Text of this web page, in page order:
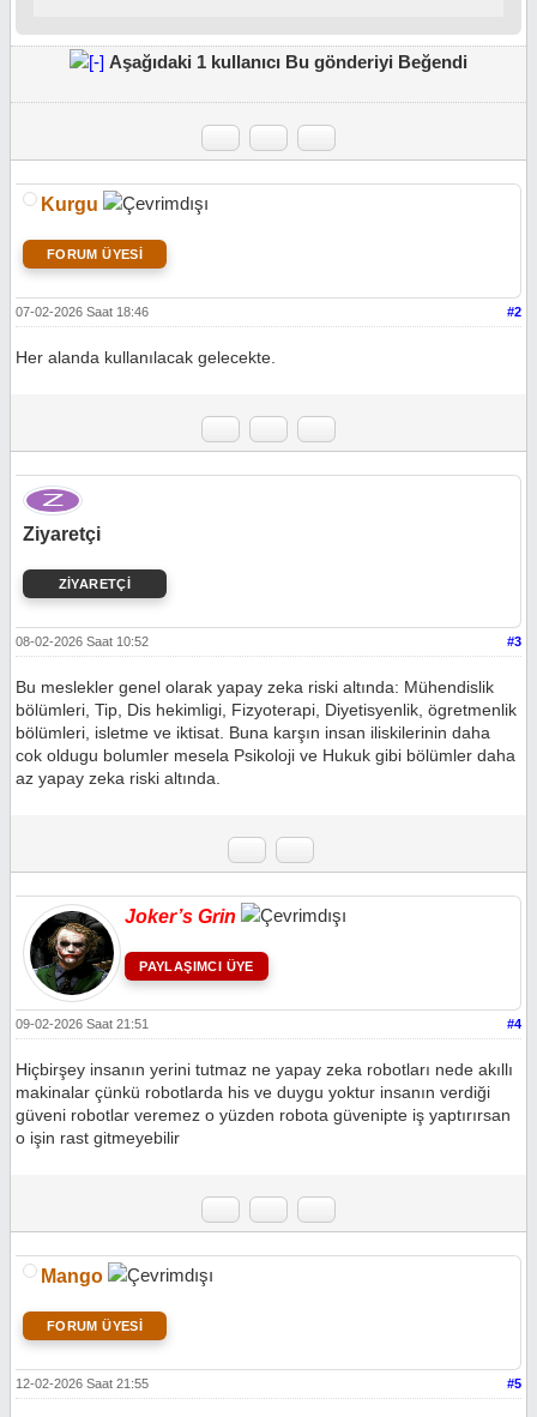
Aşağıdaki 1 kullanıcı Bu gönderiyi Beğendi
Kurgu
FORUM ÜYESİ
#2
07-02-2026 Saat 18:46
Her alanda kullanılacak gelecekte.
Ziyaretçi
ZİYARETÇİ
#3
08-02-2026 Saat 10:52
Bu meslekler genel olarak yapay zeka riski altında: Mühendislik
bölümleri, Tip, Dis hekimligi, Fizyoterapi, Diyetisyenlik, ögretmenlik
bölümleri, isletme ve iktisat. Buna karşın insan iliskilerinin daha
cok oldugu bolumler mesela Psikoloji ve Hukuk gibi bölümler daha
az yapay zeka riski altında.
Joker’s Grin
PAYLAŞIMCI ÜYE
#4
09-02-2026 Saat 21:51
Hiçbirşey insanın yerini tutmaz ne yapay zeka robotları nede akıllı
makinalar çünkü robotlarda his ve duygu yoktur insanın verdiği
güveni robotlar veremez o yüzden robota güvenipte iş yaptırırsan
o işin rast gitmeyebilir
Mango
FORUM ÜYESİ
#5
12-02-2026 Saat 21:55